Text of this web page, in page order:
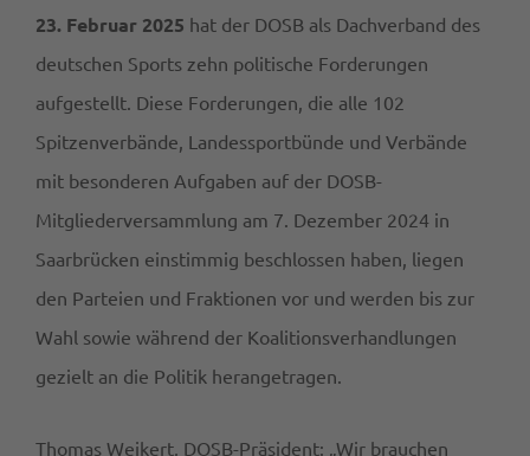
23. Februar 2025 hat der DOSB als Dachverband des
deutschen Sports zehn politische Forderungen
aufgestellt. Diese Forderungen, die alle 102
Spitzenverbände, Landessportbünde und Verbände
mit besonderen Aufgaben auf der DOSB-
Mitgliederversammlung am 7. Dezember 2024 in
Saarbrücken einstimmig beschlossen haben, liegen
den Parteien und Fraktionen vor und werden bis zur
Wahl sowie während der Koalitionsverhandlungen
gezielt an die Politik herangetragen.
Thomas Weikert, DOSB-Präsident: „Wir brauchen